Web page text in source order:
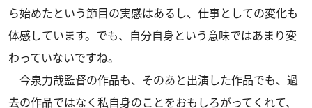
ら始めたという節目の実感はあるし、仕事としての変化も
体感しています。でも、自分自身という意味ではあまり変
わっていないですね。
今泉力哉監督の作品も、そのあと出演した作品でも、過
去の作品ではなく私自身のことをおもしろがってくれて、